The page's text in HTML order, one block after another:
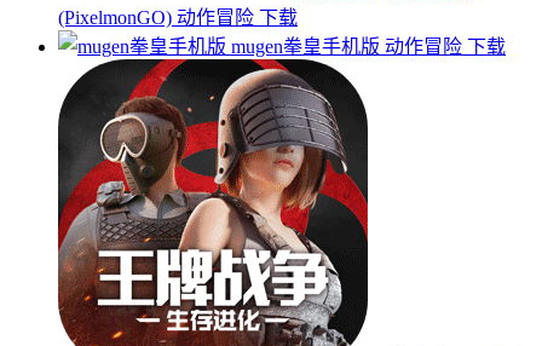
(PixelmonGO) 动作冒险 下载
mugen拳皇手机版 动作冒险 下载